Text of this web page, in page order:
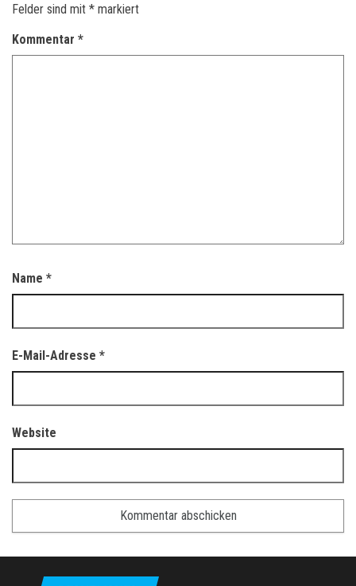
Felder sind mit * markiert
Kommentar *
Name *
E-Mail-Adresse *
Website